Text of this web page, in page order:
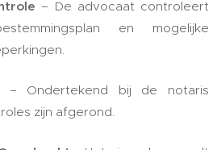
– De advocaat controleert
en mogelijke
– Ondertekend bij de notaris
zijn afgerond.